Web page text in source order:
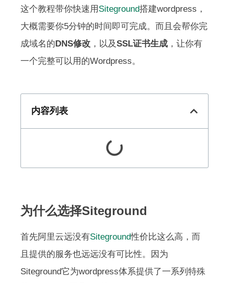
这个教程带你快速用 Siteground搭建wordpress，
大概需要你5分钟的时间即可完成。而且会帮你完
成域名的 DNS修改 ，以及SSL证书生成 ，让你有
一个完整可以用的Wordpress。
内容列表
为什么选择Siteground
首先阿里云远没有Siteground性价比这么高，而
且提供的服务也远远没有可比性。因为
Siteground它为wordpress体系提供了一系列特殊